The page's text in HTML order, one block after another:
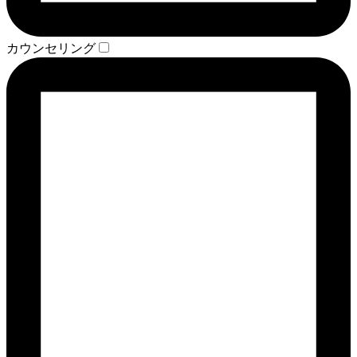
カウンセリング